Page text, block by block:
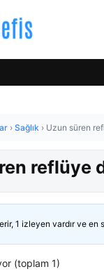
› Sağlık › Uzun süren
reflüye
1 izleyen vardır ve en
(toplam 1)